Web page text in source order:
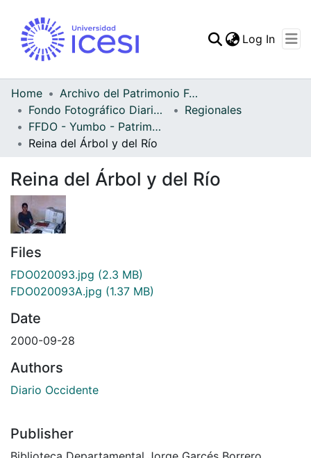
Statistics
Log In
Home
Archivo del Patrimonio Fotográfico y Fílmico del Valle del Cauca
Fondo Fotográfico Diario Occidente
Regionales
FFDO - Yumbo - Patrimonial
Reina del Árbol y del Río
Reina del Árbol y del Río
Files
FDO020093.jpg (2.3 MB)
FDO020093A.jpg (1.37 MB)
Date
2000-09-28
Authors
Diario Occidente
Publisher